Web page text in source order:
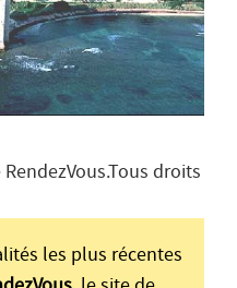
droits
les plus récentes